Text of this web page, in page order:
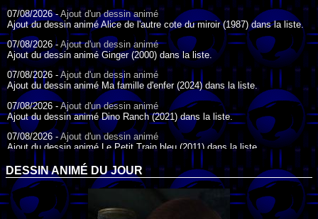
07/08/2026 -Ajout d'un dessin animé
Ajout du dessin animé Alice de l'autre cote du miroir (1987) dans la liste.
07/08/2026 - Ajout d'un dessin animé
Ajout du dessin animé Ginger (2000) dans la liste.
07/08/2026 - Ajout d'un dessin animé
Ajout du dessin animé Ma famille d'enfer (2024) dans la liste.
07/08/2026 -Ajout d'un dessin animé
Ajout du dessin animé Dino Ranch (2021) dans la liste.
07/08/2026 -Ajout d'un dessin animé
Ajout du dessin animé Le Petit Train bleu (2011) dans la liste.
07/08/2026 -Ajout d'un dessin animé
Ajout du dessin animé Agent Spécial Oso (2009) dans la liste.
17/07/2026 -
Ajout d'un dessin animé
Ajout du dessin animé Peter Pan (1988) dans la liste.
DESSIN ANIMÉ DU JOUR